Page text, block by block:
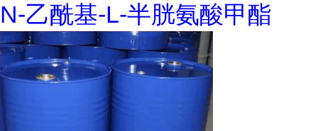
N-乙酰基-L-半胱氨酸甲酯